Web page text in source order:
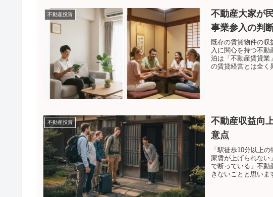
不動産投資
不動産大家が
事業参入の判
既存の賃貸物件の収
入に関心を持つ不
泊は「不動産賃貸業
の賃貸経営とは全く
不動産投資
不動産収益向
意点
「駅徒歩10分以上
家賃が上げられない
で断っている」不動
きないことと思いま